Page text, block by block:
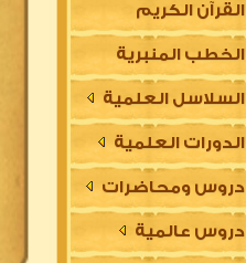
القرآن الكريم
الخطب المنبرية
السلاسل العلمية
الدورات العلمية
دروس ومحاضرات
دروس عالمية